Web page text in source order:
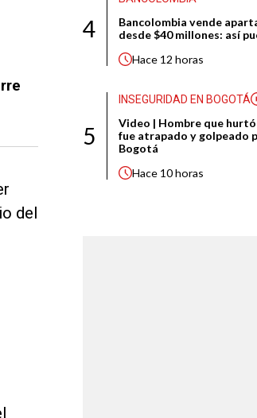
del
4
Bancolombia vende
desde $40 millones: así
Hace 12 horas
5
INSEGURIDAD EN BOGOTÁ
Video | Hombre que
fue atrapado y golpeado
Bogotá
Hace 10 horas